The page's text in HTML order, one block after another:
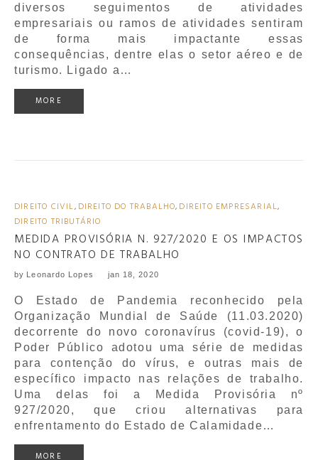
diversos seguimentos de atividades
empresariais ou ramos de atividades sentiram
de forma mais impactante essas
consequências, dentre elas o setor aéreo e de
turismo. Ligado a…
MORE
DIREITO CIVIL, DIREITO DO TRABALHO, DIREITO EMPRESARIAL,
DIREITO TRIBUTÁRIO
MEDIDA PROVISÓRIA N. 927/2020 E OS IMPACTOS
NO CONTRATO DE TRABALHO
by Leonardo Lopes jan 18, 2020
O Estado de Pandemia reconhecido pela
Organização Mundial de Saúde (11.03.2020)
decorrente do novo coronavírus (covid-19), o
Poder Público adotou uma série de medidas
para contenção do vírus, e outras mais de
específico impacto nas relações de trabalho.
Uma delas foi a Medida Provisória nº
927/2020, que criou alternativas para
enfrentamento do Estado de Calamidade…
MORE